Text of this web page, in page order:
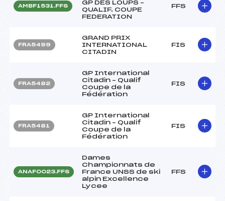
AMBF1531.FFS
GP DES LOUPS –
QUALIF. COUPE
FEDERATION
FFS
FRA5499
GRAND PRIX
INTERNATIONAL
CITADIN
FIS
FRA5482
GP International
Citadin – Qualif
Coupe de la
Fédération
FIS
FRA5481
GP International
Citadin – Qualif
Coupe de la
Fédération
FIS
ANAF0023.FFS
Dames
Championnats de
France UNSS de ski
alpin Excellence
Lycee
FFS